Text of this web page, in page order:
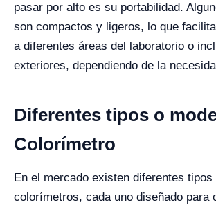
pasar por alto es su portabilidad.
son compactos y ligeros, lo que
a diferentes áreas del laboratorio o
exteriores, dependiendo de la
Diferentes tipos o
Colorímetro
En el mercado existen diferentes tipos
colorímetros, cada uno diseñado para